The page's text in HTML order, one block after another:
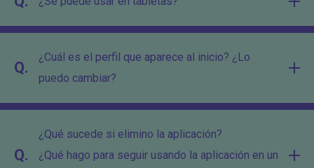
Q.
¿Cuál es el perfil que aparece al inicio? ¿Lo
puedo cambiar?
Q.
¿Qué sucede si elimino la aplicación?
¿Qué hago para seguir usando la aplicación en un